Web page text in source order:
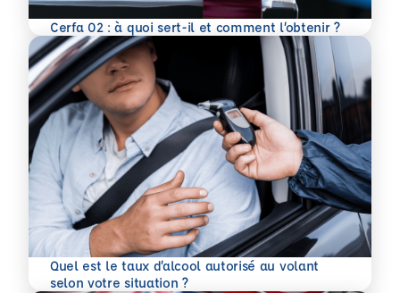
Cerfa 02 : à quoi sert-il et comment l’obtenir ?
En savoir plus
Quel est le taux d’alcool autorisé au volant
selon votre situation ?
En savoir plus